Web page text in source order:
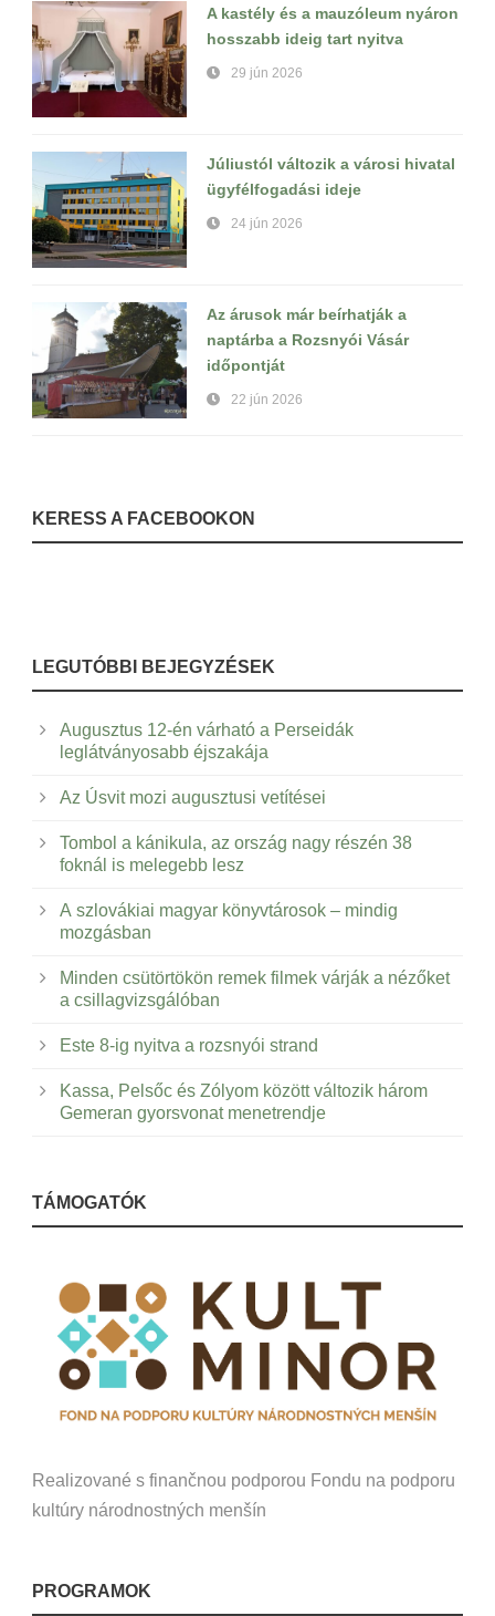
A kastély és a mauzóleum nyáron
hosszabb ideig tart nyitva
29 jún 2026
Júliustól változik a városi hivatal
ügyfélfogadási ideje
24 jún 2026
Az árusok már beírhatják a
naptárba a Rozsnyói Vásár
időpontját
22 jún 2026
KERESS A FACEBOOKON
LEGUTÓBBI BEJEGYZÉSEK
Augusztus 12-én várható a Perseidák
leglátványosabb éjszakája
Az Úsvit mozi augusztusi vetítései
Tombol a kánikula, az ország nagy részén 38
foknál is melegebb lesz
A szlovákiai magyar könyvtárosok – mindig
mozgásban
Minden csütörtökön remek filmek várják a nézőket
a csillagvizsgálóban
Este 8-ig nyitva a rozsnyói strand
Kassa, Pelsőc és Zólyom között változik három
Gemeran gyorsvonat menetrendje
TÁMOGATÓK
Realizované s finančnou podporou Fondu na podporu
kultúry národnostných menšín
PROGRAMOK